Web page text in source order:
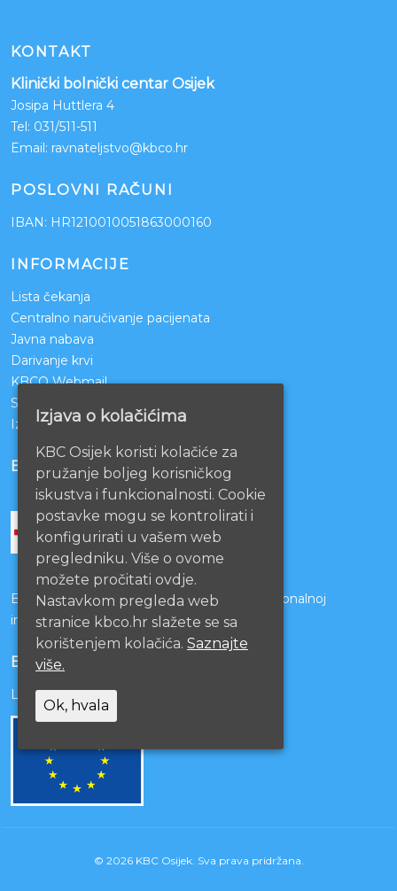
KONTAKT
Klinički bolnički centar Osijek
Josipa Huttlera 4
Tel: 031/511-511
Email: ravnateljstvo@kbco.hr
POSLOVNI RAČUNI
IBAN: HR1210010051863000160
INFORMACIJE
Lista čekanja
Centralno naručivanje pacijenata
Javna nabava
Darivanje krvi
KBCO Webmail
Sestrinstvo KBC Osijek
Izjava o pristupačnosti mrežnih stranica
BOLNICE PARTNERI
Bolnice s kojima je potpisan ugovor o funkcionalnoj
integraciji
EU PROJEKTI
Lista projekata
© 2026 KBC Osijek. Sva prava pridržana.
Izjava o kolačićima
KBC Osijek koristi kolačiće za
pružanje boljeg korisničkog
iskustva i funkcionalnosti. Cookie
postavke mogu se kontrolirati i
konfigurirati u vašem web
pregledniku. Više o ovome
možete pročitati ovdje.
Nastavkom pregleda web
stranice kbco.hr slažete se sa
korištenjem kolačića. Saznajte
više.
Ok, hvala